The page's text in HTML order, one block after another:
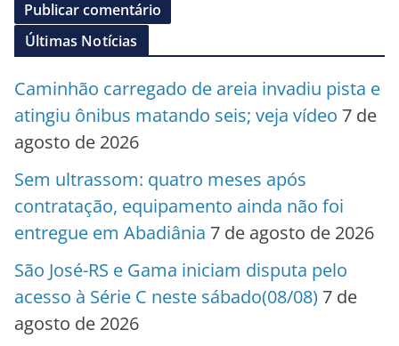
Últimas Notícias
Caminhão carregado de areia invadiu pista e
atingiu ônibus matando seis; veja vídeo 7 de
agosto de 2026
Sem ultrassom: quatro meses após
contratação, equipamento ainda não foi
entregue em Abadiânia 7 de agosto de 2026
São José-RS e Gama iniciam disputa pelo
acesso à Série C neste sábado(08/08) 7 de
agosto de 2026